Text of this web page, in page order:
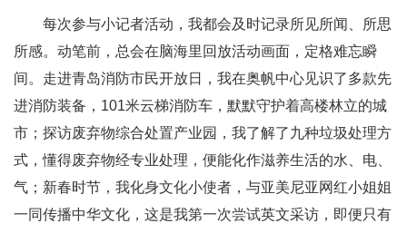
每次参与小记者活动，我都会及时记录所见所闻、所思
所感。动笔前，总会在脑海里回放活动画面，定格难忘瞬
间。走进青岛消防市民开放日，我在奥帆中心见识了多款先
进消防装备，101米云梯消防车，默默守护着高楼林立的城
市；探访废弃物综合处置产业园，我了解了九种垃圾处理方
式，懂得废弃物经专业处理，便能化作滋养生活的水、电、
气；新春时节，我化身文化小使者，与亚美尼亚网红小姐姐
一同传播中华文化，这是我第一次尝试英文采访，即便只有